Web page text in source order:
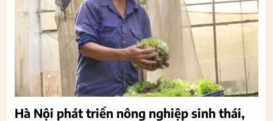
Hà Nội phát triển nông nghiệp sinh thái,